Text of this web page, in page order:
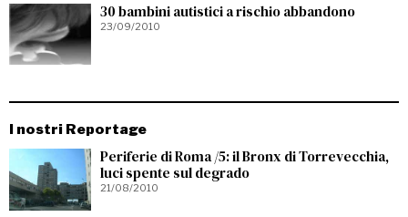
30 bambini autistici a rischio abbandono
23/09/2010
I nostri Reportage
Periferie di Roma /5: il Bronx di Torrevecchia,
luci spente sul degrado
21/08/2010